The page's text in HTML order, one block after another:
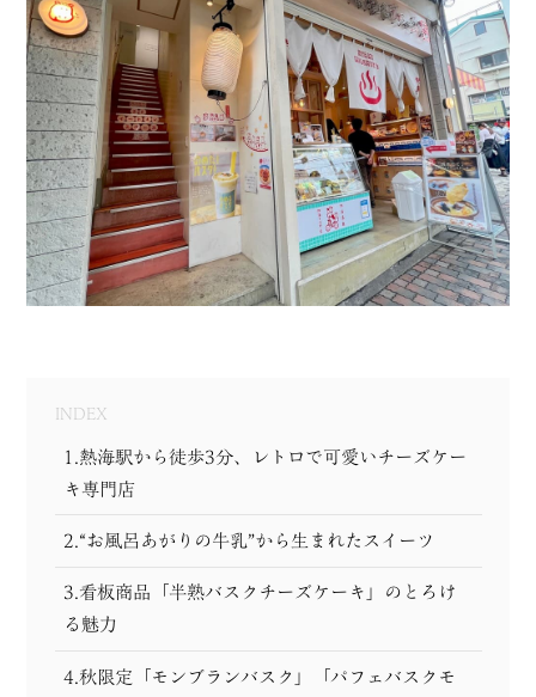
COLUMN
LINK
INDEX
1.熱海駅から徒歩3分、レトロで可愛いチーズケー
キ専門店
2.“お風呂あがりの牛乳”から生まれたスイーツ
3.看板商品「半熟バスクチーズケーキ」のとろけ
る魅力
4.秋限定「モンブランバスク」「パフェバスクモ